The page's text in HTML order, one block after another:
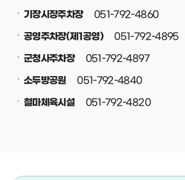
기장시장주차장
051-792-4860
공영주차장(제1공영)
051-792-4895
군청사주차장
051-792-4897
소두방공원
051-792-4840
철마체육시설
051-792-4820